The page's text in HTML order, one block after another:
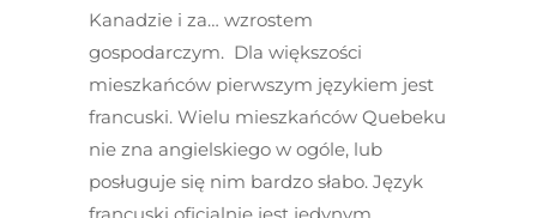
Kanadzie i za… wzrostem
gospodarczym. Dla większości
mieszkańców pierwszym językiem jest
francuski. Wielu mieszkańców Quebeku
nie zna angielskiego w ogóle, lub
posługuje się nim bardzo słabo. Język